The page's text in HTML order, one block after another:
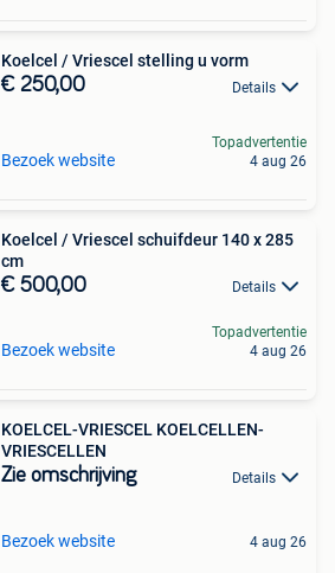
Koelcel / Vriescel stelling u vorm
€ 250,00 Details
Bezoek website
Topadvertentie
4 aug 26
Koelcel / Vriescel schuifdeur 140 x 285
cm
€ 500,00 Details
Bezoek website
Topadvertentie
4 aug 26
KOELCEL-VRIESCEL KOELCELLEN-
VRIESCELLEN
Zie omschrijving Details
Bezoek website 4 aug 26